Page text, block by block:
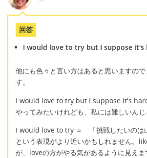
回答
I would love to try but I suppose it's
他にも色々と言い方はあると思いますの
す。
I would love to try but I suppose it's
やってみたいけれども、私には難しいんじ
I would love to try ＝ 「挑戦したいのは
という表現がより近いかもしれません。
が、loveの方がやる気があるように見えま